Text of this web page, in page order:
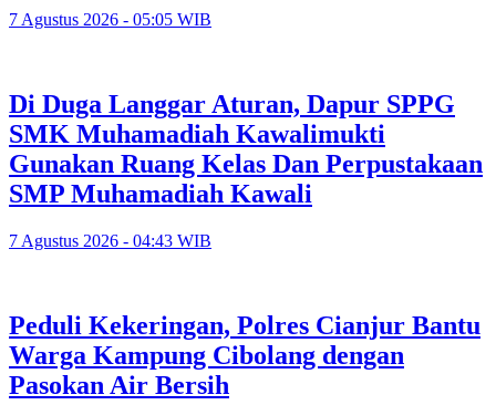
7 Agustus 2026 - 05:05 WIB
Di Duga Langgar Aturan, Dapur SPPG
SMK Muhamadiah Kawalimukti
Gunakan Ruang Kelas Dan Perpustakaan
SMP Muhamadiah Kawali
7 Agustus 2026 - 04:43 WIB
Peduli Kekeringan, Polres Cianjur Bantu
Warga Kampung Cibolang dengan
Pasokan Air Bersih